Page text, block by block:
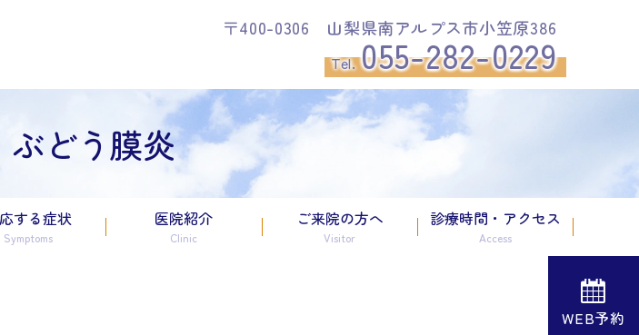
〒400-0306 山梨県南アルプス市小笠原386
Tel. 055-282-0229
する症状
Symptoms
医院紹介
Clinic
ご来院の方へ
Visitor
診療時間・アクセス
Access
WEB予約
ぶどう膜炎